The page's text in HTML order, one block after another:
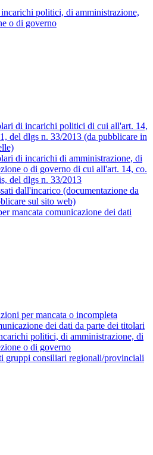
politici, di amministrazione,
o di governo
di incarichi politici di cui all'art. 14,
del dlgs n. 33/2013 (da pubblicare in
di incarichi di amministrazione, di
o di governo di cui all'art. 14, co.
del dlgs n. 33/2013
dall'incarico (documentazione da
sul sito web)
mancata comunicazione dei dati
per mancata o incompleta
dei dati da parte dei titolari
politici, di amministrazione, di
o di governo
gruppi consiliari regionali/provinciali